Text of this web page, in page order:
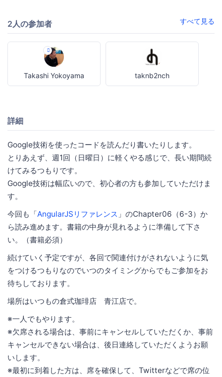
2人の参加者 すべて見る
Takashi Yokoyama taknb2nch
詳細
Google技術を使ったコードを読んだり書いたりします。
とりあえず、週1回（日曜日）に軽くやる感じで、長い期間続
けてみるつもりです。
Google技術は幅広いので、初心者の方も参加していただけま
す。
今回も「AngularJSリファレンス 」のChapter06（6-3）か
ら読み進めます。書籍の中身が見れるように準備して下さ
い。（書籍必須）
続けていく予定ですが、各回で関連付けがされないように気
をつけるつもりなのでいつのタイミングからでもご参加をお
待ちしております。
場所はいつもの倉式珈琲店 青江店で。
※一人でもやります。
※欠席される場合は、事前にキャンセルしていただくか、事前
キャンセルできない場合は、後日連絡していただくようお願
いします。
※最初に到着した方は、席を確保して、Twitterなどで席の位